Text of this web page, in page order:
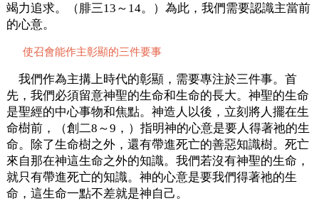
竭力追求。（腓三13～14。）為此，我們需要認識主當前
的心意。
使召會能作主彰顯的三件要事
我們作為主搆上時代的彰顯，需要專注於三件事。首
先，我們必須留意神聖的生命和生命的長大。神聖的生命
是聖經的中心事物和焦點。神造人以後，立刻將人擺在生
命樹前，（創二8～9，）指明神的心意是要人得著祂的生
命。除了生命樹之外，還有帶進死亡的善惡知識樹。死亡
來自那在神這生命之外的知識。我們若沒有神聖的生命，
就只有帶進死亡的知識。神的心意是要我們得著祂的生
命，這生命一點不差就是神自己。